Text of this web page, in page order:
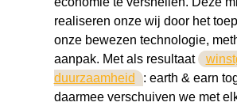
realiseren onze wij door het
onze bewezen technologie,
aanpak. Met als resultaat
duurzaamheid
: earth & earn
daarmee verschuiven we met